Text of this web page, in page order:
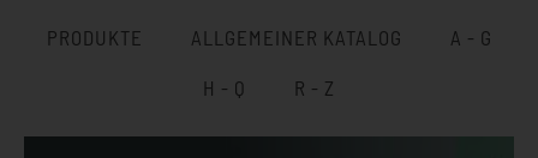
PRODUKTE ALLGEMEINER KATALOG A - G
H - Q R - Z